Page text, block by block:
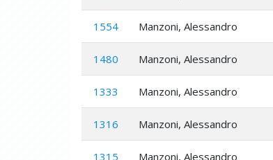
1554 Manzoni, Alessandro
1480 Manzoni, Alessandro
1333 Manzoni, Alessandro
1316 Manzoni, Alessandro
1315 Manzoni, Alessandro